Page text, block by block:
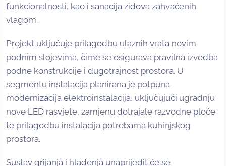
funkcionalnosti, kao i sanacija zidova zahvaćenih
vlagom.
Projekt uključuje prilagodbu ulaznih vrata novim
podnim slojevima, čime se osigurava pravilna izvedba
podne konstrukcije i dugotrajnost prostora. U
segmentu instalacija planirana je potpuna
modernizacija elektroinstalacija, uključujući ugradnju
nove LED rasvjete, zamjenu dotrajale razvodne ploče
te prilagodbu instalacija potrebama kuhinjskog
prostora.
Sustav grijanja i hlađenja unaprijedit će se